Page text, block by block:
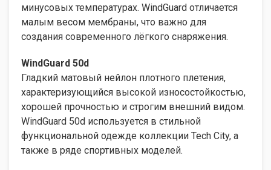
минусовых температурах. WindGuard отличается
малым весом мембраны, что важно для
создания современного лёгкого снаряжения.
WindGuard 50d
Гладкий матовый нейлон плотного плетения,
характеризующийся высокой износостойкостью,
хорошей прочностью и строгим внешний видом.
WindGuard 50d используется в стильной
функциональной одежде коллекции Tech Сity, а
также в ряде спортивных моделей.